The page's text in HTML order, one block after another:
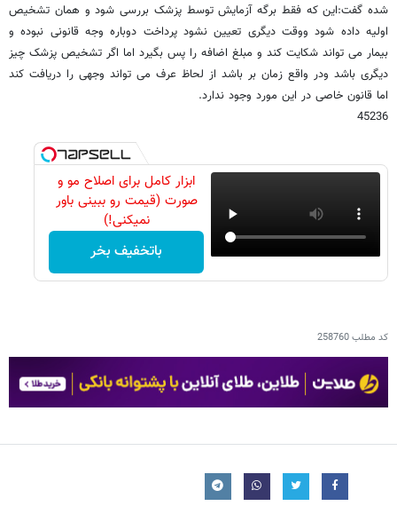
شده گفت:این که فقط برگه آزمایش توسط پزشک بررسی شود و همان تشخیص
اولیه داده شود ووقت دیگری تعیین نشود پرداخت دوباره وجه قانونی نبوده و
بیمار می تواند شکایت کند و مبلغ اضافه را پس بگیرد اما اگر تشخیص پزشک چیز
دیگری باشد ودر واقع زمان بر باشد از لحاظ عرف می تواند وجهی را دریافت کند
اما قانون خاصی در این مورد وجود ندارد.
45236
ابزار کامل برای اصلاح مو و
صورت (قیمت رو ببینی باور
نمیکنی!)
باتخفیف بخر
کد مطلب258760